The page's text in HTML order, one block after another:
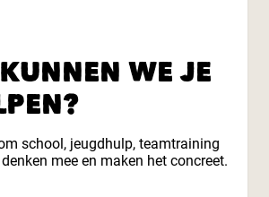
WE JE
school, jeugdhulp, teamtraining
mee en maken het concreet.